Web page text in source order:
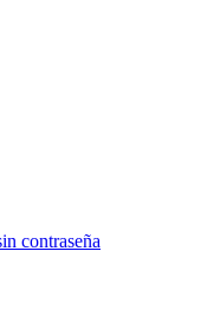
contraseña